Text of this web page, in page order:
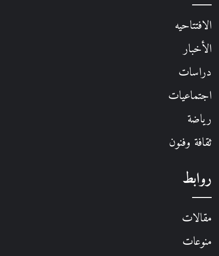
الافتتاحيه
الأخبار
دراسات
اجتماعيات
رياضة
ثقافة وفنون
روابط
مقالات
منوعات